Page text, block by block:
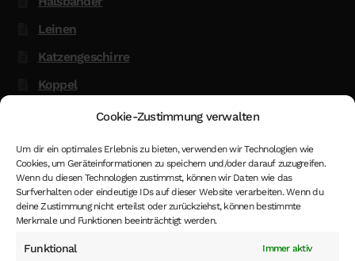
Cookie-Zustimmung verwalten
Um dir ein optimales Erlebnis zu bieten, verwenden wir Technologien wie
Cookies, um Geräteinformationen zu speichern und/oder darauf zuzugreifen.
Wenn du diesen Technologien zustimmst, können wir Daten wie das
Surfverhalten oder eindeutige IDs auf dieser Website verarbeiten. Wenn du
deine Zustimmung nicht erteilst oder zurückziehst, können bestimmte
Merkmale und Funktionen beeinträchtigt werden.
Funktional Immer aktiv
Leinen
Katzengeschirre
Koppel
Glow in the Dark
Hund oder Katze Vermessungstermin
Hinweis
*- Die Höhe der MwSt. in den gezeigten Preise im Shop